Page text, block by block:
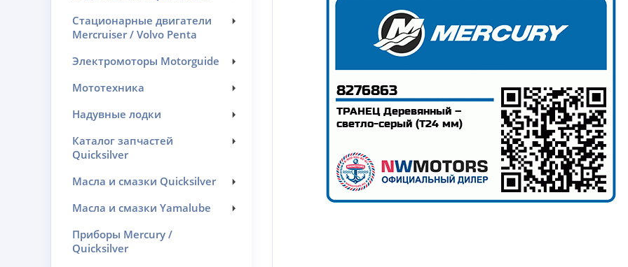
Стационарные двигатели
Mercruiser / Volvo Penta
Электромоторы Motorguide
Мототехника
Надувные лодки
Каталог запчастей
Quicksilver
Масла и смазки Quicksilver
Масла и смазки Yamalube
Приборы Mercury /
Quicksilver